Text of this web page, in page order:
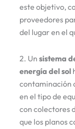
este objetivo,
proveedores
del lugar en el
2. Un sistema
energía del sol
contaminación
en el tipo de
con colectores
que los planos